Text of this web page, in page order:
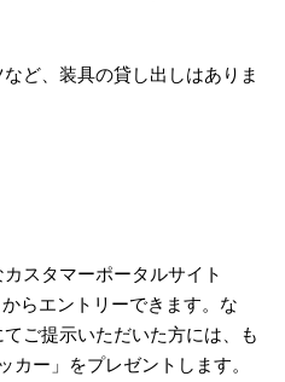
ど、装具の貸し出しはありま
スタマーポータルサイト
らエントリーできます。な
ご提示いただいた方には、も
カー」をプレゼントします。